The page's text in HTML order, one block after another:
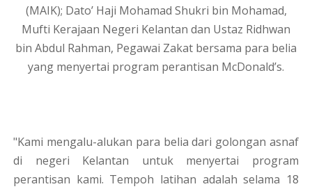
(MAIK); Dato’ Haji Mohamad Shukri bin Mohamad,
Mufti Kerajaan Negeri Kelantan dan Ustaz Ridhwan
bin Abdul Rahman, Pegawai Zakat bersama para belia
yang menyertai program perantisan McDonald’s.
"Kami mengalu-alukan para belia dari golongan asnaf
di negeri Kelantan untuk menyertai program
perantisan kami. Tempoh latihan adalah selama 18